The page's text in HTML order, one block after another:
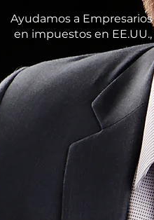
Ayudamos a
en impuestos en